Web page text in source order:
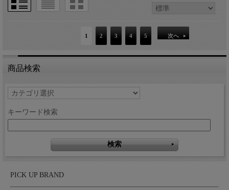
1 2 3 4 5 次へ
商品検索
キーワード検索
PICK UP BRAND